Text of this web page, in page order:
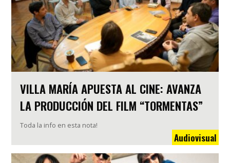
VILLA MARÍA APUESTA AL CINE: AVANZA
LA PRODUCCIÓN DEL FILM “TORMENTAS”
Toda la info en esta nota!
Audiovisual